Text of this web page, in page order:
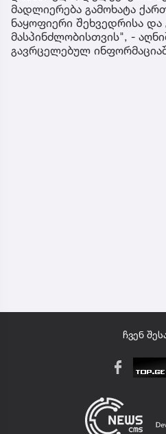
მადლიერება გამოხატა
ნაყოფიერი შეხვედრისა
მასპინძლობისთვის", -
გავრცელებულ
ჩვენ